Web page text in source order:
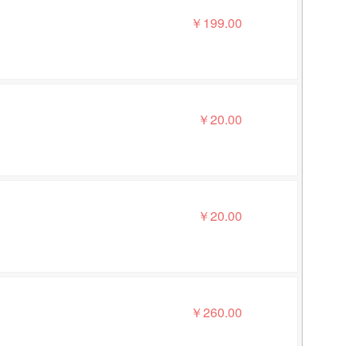
￥199.00
￥20.00
￥20.00
￥260.00